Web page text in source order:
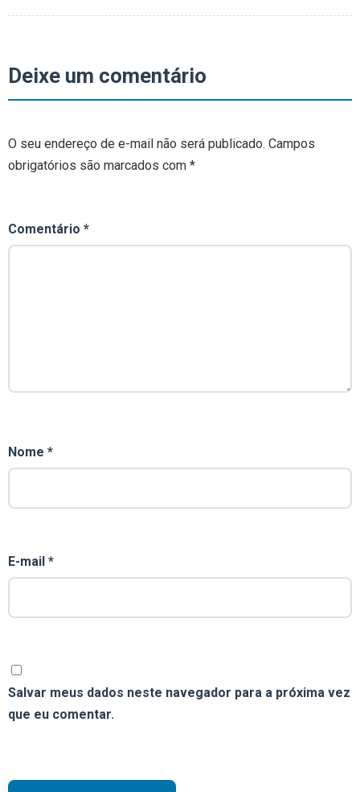
Deixe um comentário
O seu endereço de e-mail não será publicado. Campos
obrigatórios são marcados com *
Comentário *
Nome *
E-mail *
Salvar meus dados neste navegador para a próxima vez
que eu comentar.